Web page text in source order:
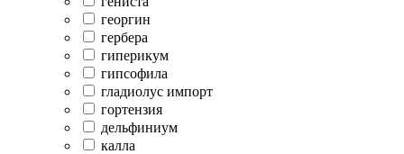
георгин
гербера
гиперикум
гипсофила
гладиолус импорт
гортензия
дельфиниум
калла